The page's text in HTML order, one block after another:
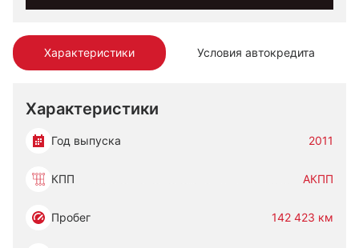
Характеристики Условия автокредита
Характеристики
Год выпуска 2011
КПП АКПП
Пробег 142 423 км